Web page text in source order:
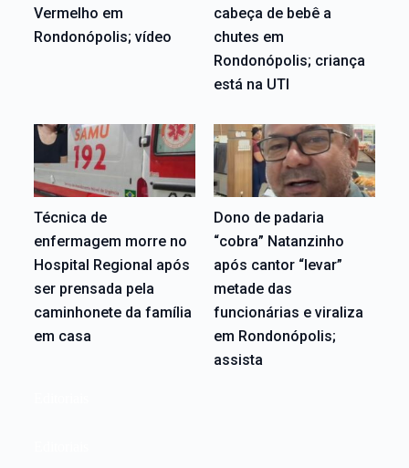
Vermelho em
Rondonópolis; vídeo
cabeça de bebê a
chutes em
Rondonópolis; criança
está na UTI
Técnica de
enfermagem morre no
Hospital Regional após
ser prensada pela
caminhonete da família
em casa
Dono de padaria
“cobra” Natanzinho
após cantor “levar”
metade das
funcionárias e viraliza
em Rondonópolis;
assista